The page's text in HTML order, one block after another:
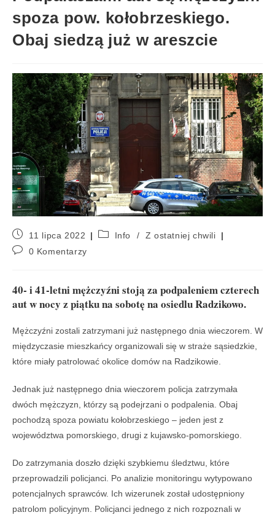
spoza pow. kołobrzeskiego.
Obaj siedzą już w areszcie
11 lipca 2022 Info /
Z ostatniej chwili
0 Komentarzy
40- i 41-letni mężczyźni stoją za podpaleniem czterech
aut w nocy z piątku na sobotę na osiedlu Radzikowo.
Mężczyźni zostali zatrzymani już następnego dnia wieczorem. W
międzyczasie mieszkańcy organizowali się w straże sąsiedzkie,
które miały patrolować okolice domów na Radzikowie.
Jednak już następnego dnia wieczorem policja zatrzymała
dwóch mężczyzn, którzy są podejrzani o podpalenia. Obaj
pochodzą spoza powiatu kołobrzeskiego – jeden jest z
województwa pomorskiego, drugi z kujawsko-pomorskiego.
Do zatrzymania doszło dzięki szybkiemu śledztwu, które
przeprowadzili policjanci. Po analizie monitoringu wytypowano
potencjalnych sprawców. Ich wizerunek został udostępniony
patrolom policyjnym. Policjanci jednego z nich rozpoznali w